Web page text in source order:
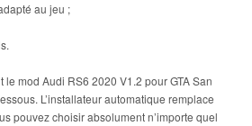
au jeu ;
mod Audi RS6 2020 V1.2 pour GTA San
L’installateur automatique remplace
pouvez choisir absolument n’importe quel